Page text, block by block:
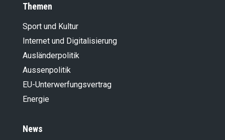
Themen
Sport und Kultur
Internet und Digitalisierung
Ausländer­politik
Aussenpolitik
EU-Unterwerfungsvertrag
Energie
News